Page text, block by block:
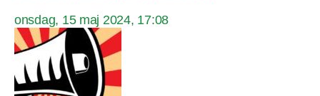
onsdag, 15 maj 2024, 17:08